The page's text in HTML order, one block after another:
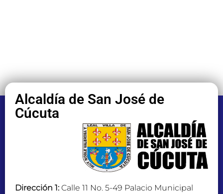
Alcaldía de San José de
Cúcuta
Dirección 1: Calle 11 No. 5-49 Palacio Municipal